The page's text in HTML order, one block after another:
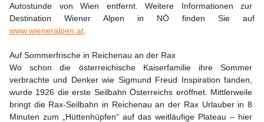
Autostunde von Wien entfernt. Weitere Informationen zur
Destination Wiener Alpen in NÖ finden Sie auf
www.wieneralpen.at
Auf Sommerfrische in Reichenau an der Rax
Wo schon die österreichische Kaiserfamilie ihre Sommer
verbrachte und Denker wie Sigmund Freud Inspiration fanden,
wurde 1926 die erste Seilbahn Österreichs eröffnet. Mittlerweile
bringt die Rax-Seilbahn in Reichenau an der Rax Urlauber in 8
Minuten zum „Hüttenhüpfen“ auf das weitläufige Plateau – hier